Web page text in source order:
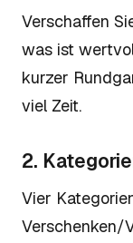
Verschaffen
was ist
kurzer
viel Zeit.
2.
Vier
Verschenken/